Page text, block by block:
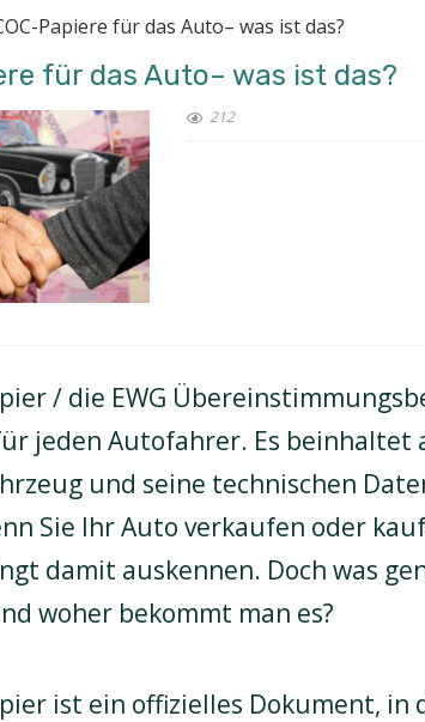
Papiere für das Auto– was ist das?
für das Auto– was ist das?
212
/ die EWG
jeden Autofahrer. Es
und seine technischen
Sie Ihr Auto verkaufen oder
damit auskennen. Doch was
woher bekommt man es?
ist ein offizielles Dokument,